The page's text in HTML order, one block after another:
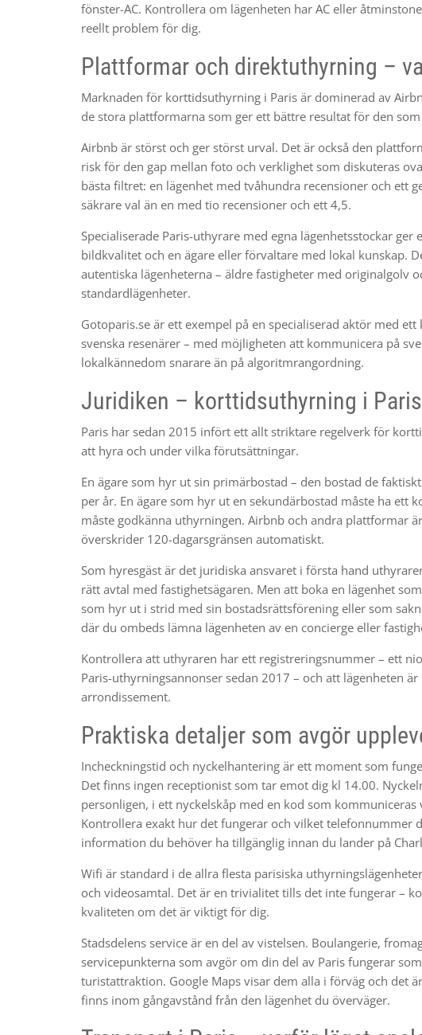
fönster-AC. Kontrollera om lägenheten har AC eller
reellt problem för dig.
Plattformar och direktuthyrning –
Marknaden för korttidsuthyrning i Paris är dominerad av
de stora plattformarna som ger ett bättre resultat för den
Airbnb är störst och ger störst urval. Det är också den
risk för den gap mellan foto och verklighet som diskuteras
bästa filtret: en lägenhet med tvåhundra recensioner och ett
säkrare val än en med tio recensioner och ett 4,5.
Specialiserade Paris-uthyrare med egna lägenhetsstockar
bildkvalitet och en ägare eller förvaltare med lokal kunskap.
autentiska lägenheterna – äldre fastigheter med originalgolv
standardlägenheter.
Gotoparis.se är ett exempel på en specialiserad aktör med
svenska resenärer – med möjligheten att kommunicera på
lokalkännedom snarare än på algoritmrangordning.
Juridiken – korttidsuthyrning i
Paris har sedan 2015 infört ett allt striktare regelverk för
att hyra och under vilka förutsättningar.
En ägare som hyr ut sin primärbostad – den bostad de
per år. En ägare som hyr ut en sekundärbostad måste ha ett
måste godkänna uthyrningen. Airbnb och andra plattformar
överskrider 120-dagarsgränsen automatiskt.
Som hyresgäst är det juridiska ansvaret i första hand
rätt avtal med fastighetsägaren. Men att boka en lägenhet
som hyr ut i strid med sin bostadsrättsförening eller som
där du ombeds lämna lägenheten av en concierge eller
Kontrollera att uthyraren har ett registreringsnummer – ett
Paris-uthyrningsannonser sedan 2017 – och att lägenheten
arrondissement.
Praktiska detaljer som avgör
Incheckningstid och nyckelhantering är ett moment som
Det finns ingen receptionist som tar emot dig kl 14.00.
personligen, i ett nyckelskåp med en kod som kommuniceras
Kontrollera exakt hur det fungerar och vilket telefonnummer
information du behöver ha tillgänglig innan du lander på
Wifi är standard i de allra flesta parisiska
och videosamtal. Det är en trivialitet tills det inte fungerar –
kvaliteten om det är viktigt för dig.
Stadsdelens service är en del av vistelsen. Boulangerie,
servicepunkterna som avgör om din del av Paris fungerar
turistattraktion. Google Maps visar dem alla i förväg och det
finns inom gångavstånd från den lägenhet du överväger.